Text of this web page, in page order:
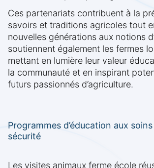
Ces partenariats contribuent à la
savoirs et traditions agricoles tout
nouvelles générations aux notions
soutiennent également les fermes
mettant en lumière leur valeur
la communauté et en inspirant
futurs passionnés d’agriculture.
Programmes d’éducation aux
sécurité
Les visites animaux ferme école